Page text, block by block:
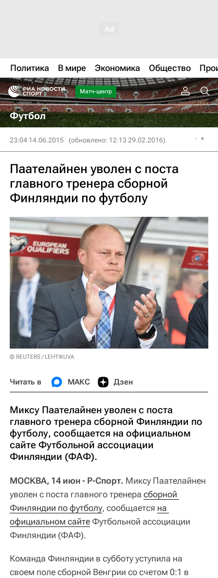
Политика В мире Экономика Общество
Матч-центр
Футбол
23:04 14.06.2015 (обновлено: 12:13 29.02.2016)
Паателайнен уволен с поста
главного тренера сборной
Финляндии по футболу
© REUTERS / LEHTIKUVA
Читать в МАКС Дзен
Миксу Паателайнен уволен с поста
главного тренера сборной Финляндии по
футболу, сообщается на официальном
сайте Футбольной ассоциации
Финляндии (ФАФ).
МОСКВА, 14 июн - Р-Спорт. Миксу Паателайнен
уволен с поста главного тренера сборной
Финляндии по футболу, сообщается на
официальном сайте Футбольной ассоциации
Финляндии (ФАФ).
Команда Финляндии в субботу уступила на
своем поле сборной Венгрии со счетом 0:1 в